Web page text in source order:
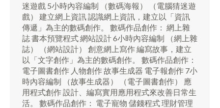
迷遊戲 5小時內容編制 （數碼海報） （電腦猜迷遊
戲） 建立網上資訊 認識網上資訊，建立以「資訊
傳遞」為主的數碼創作。 數碼作品創作： 網上雜
誌 書本預覽程式 網站設計 6小時內容編制 （網上雜
誌） （網站設計） 創意網上寫作 編寫故事，建立
以「文字創作」為主的數碼創作。 數碼作品創作：
電子圖書創作 人物創作 故事生成器 電子報創作 7小
時內容編制 （故事生成器） （電子圖書創作） 應
用程式創作 設計、編寫實用應用程式來改善日常生
活。 數碼作品創作： 電子寵物 儲錢程式 理財管理